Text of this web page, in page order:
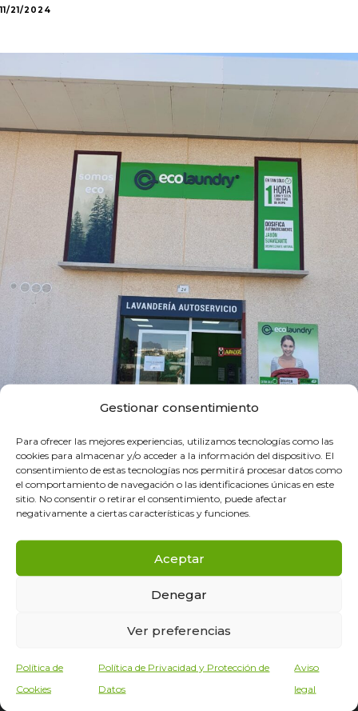
Gestionar consentimiento
Para ofrecer las mejores experiencias, utilizamos tecnologías como las
cookies para almacenar y/o acceder a la información del dispositivo. El
consentimiento de estas tecnologías nos permitirá procesar datos como
el comportamiento de navegación o las identificaciones únicas en este
sitio. No consentir o retirar el consentimiento, puede afectar
negativamente a ciertas características y funciones.
Aceptar
Denegar
Ver preferencias
Política de
Cookies
Política de Privacidad y Protección de
Datos
Aviso
legal
11/21/2024